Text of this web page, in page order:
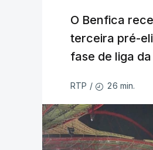
O Benfica
terceira pré-
fase de liga
RTP / 26 min.